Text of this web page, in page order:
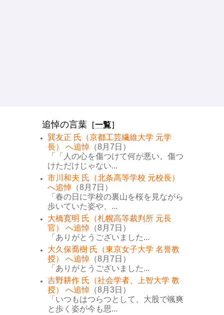
追悼の言葉 ［一覧］
巽友正 氏（京都工芸繊維大学 元学
長） へ追悼 （8月7日）
「「人の心を傷つけて何が悪い。傷つ
けただけじゃない...
市川和夫 氏（北条高等学校 元校長）
へ追悼 （8月7日）
「春の日に学校の裏山を桜を見ながら
歩いていた姿や、...
大橋寛明 氏（札幌高等裁判所 元長
官） へ追悼 （8月7日）
「ありがとうございました...
大久保喬樹 氏（東京女子大学 名誉教
授） へ追悼 （8月7日）
「ありがとうございました...
吉野耕作 氏（社会学者、上智大学 教
授） へ追悼 （8月3日）
「いつもはつらつとして、大股で颯爽
と歩く姿が今も思...